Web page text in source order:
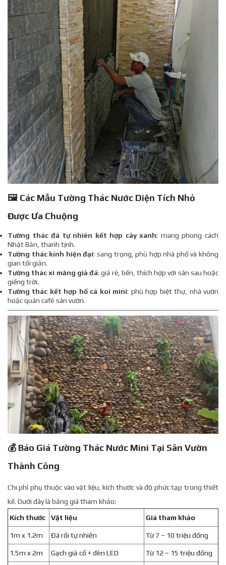
🖼 Các Mẫu Tường Thác Nước Diện Tích Nhỏ
Được Ưa Chuộng
Tường thác đá tự nhiên kết hợp cây xanh: mang phong cách
Nhật Bản, thanh tịnh.
Tường thác kính hiện đại: sang trọng, phù hợp nhà phố và không
gian tối giản.
Tường thác xi măng giả đá: giá rẻ, bền, thích hợp với sân sau hoặc
giếng trời.
Tường thác kết hợp hồ cá koi mini: phù hợp biệt thự, nhà vườn
hoặc quán café sân vườn.
💰 Báo Giá Tường Thác Nước Mini Tại Sân Vườn
Thành Công
Chi phí phụ thuộc vào vật liệu, kích thước và độ phức tạp trong thiết
kế. Dưới đây là bảng giá tham khảo:
Kích thước
Vật liệu Giá tham khảo
1m x 1.2m Đá rối tự nhiên Từ 7 – 10 triệu đồng
1.5m x 2m Gạch giả cổ + đèn LED Từ 12 – 15 triệu đồng